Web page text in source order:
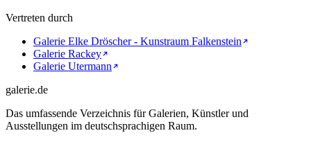
Vertreten durch
Galerie Elke Dröscher - Kunstraum Falkenstein
Galerie Rackey
Galerie Utermann
galerie.de
Das umfassende Verzeichnis für Galerien, Künstler und
Ausstellungen im deutschsprachigen Raum.